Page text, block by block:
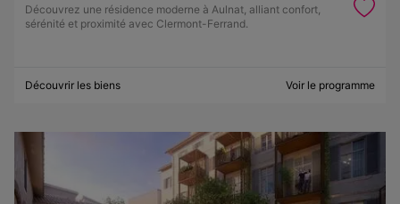
Découvrez une résidence moderne à Aulnat, alliant confort,
sérénité et proximité avec Clermont-Ferrand.
Découvrir les biens Voir le programme